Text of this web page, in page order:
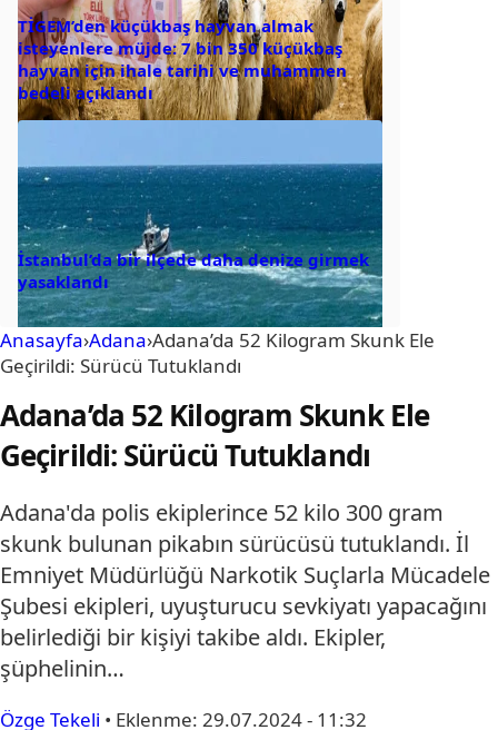
TİGEM’den küçükbaş hayvan almak
isteyenlere müjde: 7 bin 350 küçükbaş
hayvan için ihale tarihi ve muhammen
bedeli açıklandı
İstanbul’da bir ilçede daha denize girmek
yasaklandı
Anasayfa›Adana›Adana’da 52 Kilogram Skunk Ele
Geçirildi: Sürücü Tutuklandı
Adana’da 52 Kilogram Skunk Ele
Geçirildi: Sürücü Tutuklandı
Adana'da polis ekiplerince 52 kilo 300 gram
skunk bulunan pikabın sürücüsü tutuklandı. İl
Emniyet Müdürlüğü Narkotik Suçlarla Mücadele
Şubesi ekipleri, uyuşturucu sevkiyatı yapacağını
belirlediği bir kişiyi takibe aldı. Ekipler,
şüphelinin…
Özge Tekeli • Eklenme: 29.07.2024 - 11:32